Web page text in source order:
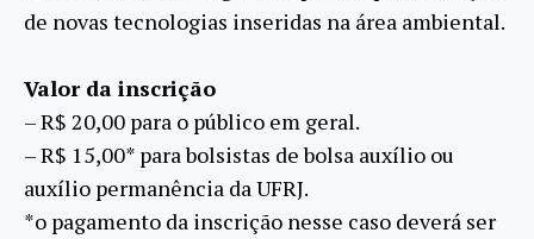
de novas tecnologias inseridas na área ambiental.
Valor da inscrição
– R$ 20,00 para o público em geral.
– R$ 15,00* para bolsistas de bolsa auxílio ou
auxílio permanência da UFRJ.
*o pagamento da inscrição nesse caso deverá ser